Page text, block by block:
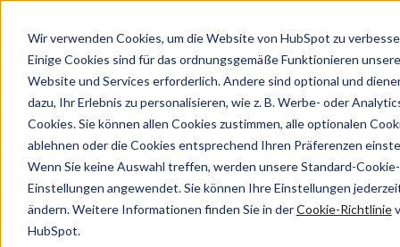
Wir verwenden Cookies, um die Website von HubSpot zu
Einige Cookies sind für das ordnungsgemäße Funktionieren
Website und Services erforderlich. Andere sind optional und
dazu, Ihr Erlebnis zu personalisieren, wie z. B. Werbe- oder
Cookies. Sie können allen Cookies zustimmen, alle optionalen
ablehnen oder die Cookies entsprechend Ihren Präferenzen
Wenn Sie keine Auswahl treffen, werden unsere Standard-Cookie-
Einstellungen angewendet. Sie können Ihre Einstellungen
ändern. Weitere Informationen finden Sie in derCookie-Richtlinie
HubSpot.
Der ROI der Plattform
von HubSpot
Mehr als 278.000 Unternehmen in über 135 Ländern
nutzen bereits HubSpot für ihr Wachstum. Erfahren Sie,